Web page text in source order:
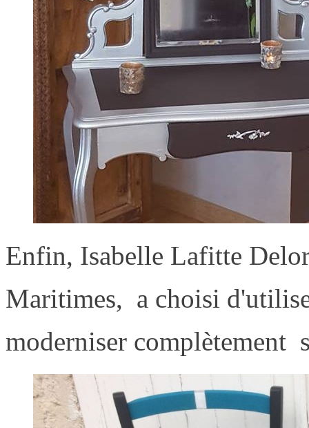
Enfin, Isabelle Lafitte
Maritimes, a choisi
moderniser complètement